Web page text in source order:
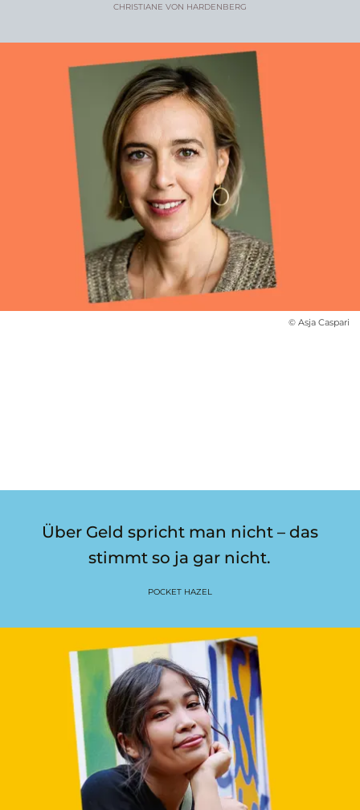
CHRISTIANE VON HARDENBERG
© Asja Caspari
Über Geld spricht man nicht – das
stimmt so ja gar nicht.
POCKET HAZEL